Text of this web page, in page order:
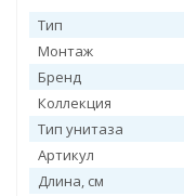
Тип
Монтаж
Бренд
Коллекция
Тип унитаза
Артикул
Длина, см